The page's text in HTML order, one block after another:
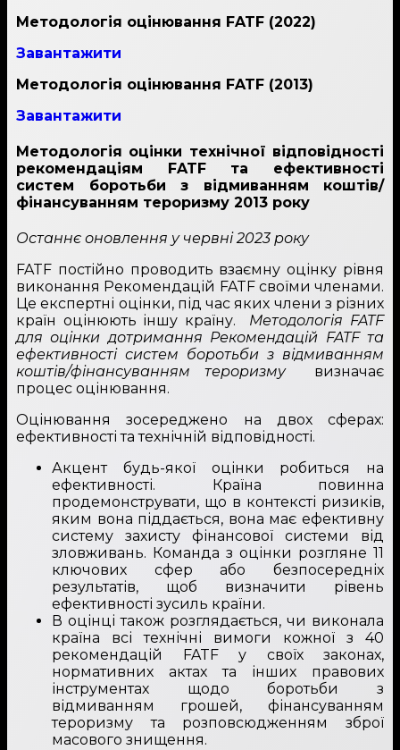
Методологія оцінювання FATF (2022)
Завантажити
Методологія оцінювання FATF (2013)
Завантажити
Методологія оцінки технічної відповідності
рекомендаціям FATF та ефективності
систем боротьби з відмиванням коштів/
фінансуванням тероризму 2013 року
Останнє оновлення у червні 2023 року
FATF постійно проводить взаємну оцінку рівня
виконання Рекомендацій FATF своїми членами.
Це експертні оцінки, під час яких члени з різних
країн оцінюють іншу країну. Методологія FATF
для оцінки дотримання Рекомендацій FATF та
ефективності систем боротьби з відмиванням
коштів/фінансуванням тероризмувизначає
процес оцінювання.
Оцінювання зосереджено на двох сферах:
ефективності та технічній відповідності.
Акцент будь-якої оцінки робиться на
ефективності. Країна повинна
продемонструвати, що в контексті ризиків,
яким вона піддається, вона має ефективну
систему захисту фінансової системи від
зловживань. Команда з оцінки розгляне 11
ключових сфер або безпосередніх
результатів, щоб визначити рівень
ефективності зусиль країни.
В оцінці також розглядається, чи виконала
країна всі технічні вимоги кожної з 40
рекомендацій FATF у своїх законах,
нормативних актах та інших правових
інструментах щодо боротьби з
відмиванням грошей, фінансуванням
тероризму та розповсюдженням зброї
масового знищення.